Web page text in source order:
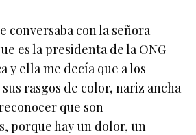
conversaba con la señora
es la presidenta de la ONG
y ella me decía que a los
rasgos de color, nariz ancha
que son
porque hay un dolor, un